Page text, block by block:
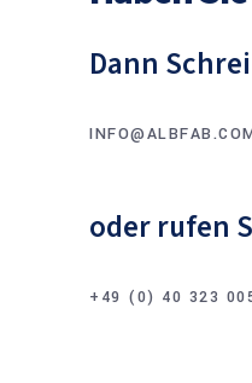
Dann
oder rufen
+49 (0) 40 323